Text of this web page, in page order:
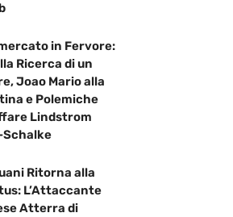
in Fervore:
Ricerca di un
Joao Mario alla
e Polemiche
Lindstrom
Schalke
Ritorna alla
L’Attaccante
Atterra di